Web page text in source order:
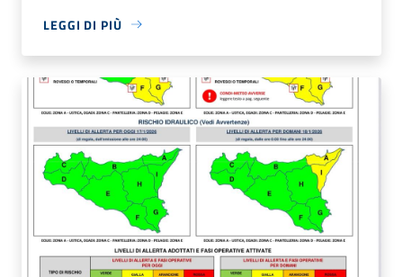
LEGGI DI PIÙ